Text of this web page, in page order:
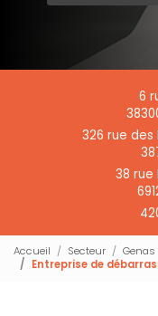
6
326 rue des
38 rue
Accueil Secteur
Genas
Entreprise de